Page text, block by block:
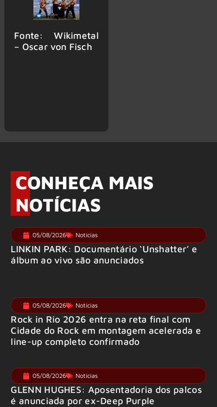
Fonte: Wikimetal
– Oscar von Fisch
CONHEÇA MAIS
NOTÍCIAS
05/08/2026 Notícias
LINKIN PARK: Documentário ‘Unshatter’ e
álbum ao vivo são anunciados
05/08/2026 Notícias
Rock in Rio 2026 entra na reta final com
Cidade do Rock em montagem acelerada e
line-up completo confirmado
05/08/2026 Notícias
GLENN HUGHES: Aposentadoria dos palcos
é anunciada por ex-Deep Purple